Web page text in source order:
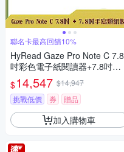
聯名卡最高回饋10%
HyRead Gaze Pro Note C 7.8
吋彩色電子紙閱讀器+7.8吋手
寫類紙膜 (組合)
$14,547 $14,947
挑戰低價
券 贈品
加入購物車